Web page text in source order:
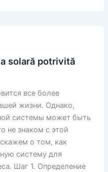
solară potrivită
все более
жизни. Однако,
системы может быть
не знаком с этой
о том, как
систему для
Шаг 1. Определение